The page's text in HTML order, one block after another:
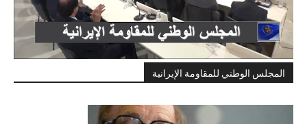
المجلس الوطني للمقاومة الإيرانية